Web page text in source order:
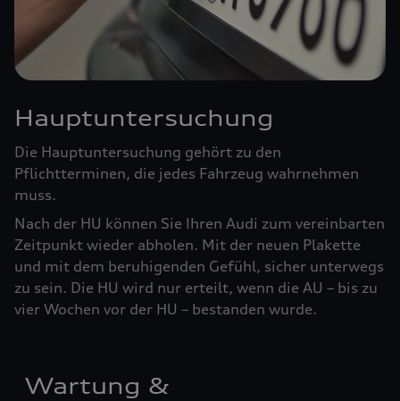
Hauptuntersuchung
Die Hauptuntersuchung gehört zu den
Pflichtterminen, die jedes Fahrzeug wahrnehmen
muss.
Nach der HU können Sie Ihren Audi zum vereinbarten
Zeitpunkt wieder abholen. Mit der neuen Plakette
und mit dem beruhigenden Gefühl, sicher unterwegs
zu sein. Die HU wird nur erteilt, wenn die AU – bis zu
vier ­Woch­en vor der HU – bestanden wurde.
Wartung &